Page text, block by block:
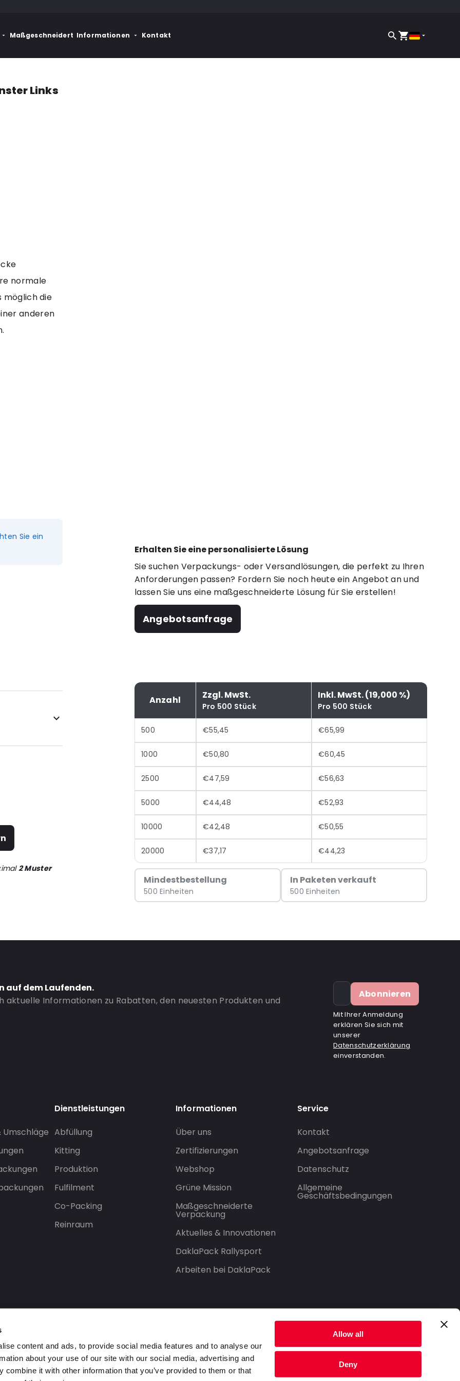
content and ads, to provide social media features and to analyse our
about your use of our site with our social media, advertising and
combine it with other information that you’ve provided to them or that
Allow all
Deny
Maßgeschneidert Informationen Kontakt
Links
Erhalten Sie eine personalisierte Lösung
Sie suchen Verpackungs- oder Versandlösungen, die perfekt zu Ihren
Anforderungen passen? Fordern Sie noch heute ein Angebot an und
lassen Sie uns eine maßgeschneiderte Lösung für Sie erstellen!
Angebotsanfrage
Anzahl Zzgl. MwSt.
Pro 500 Stück
Inkl. MwSt. (19,000 %)
Pro 500 Stück
500 €55,45 €65,99
1000 €50,80 €60,45
2500 €47,59 €56,63
5000 €44,48 €52,93
10000 €42,48 €50,55
20000 €37,17 €44,23
Mindestbestellung
500 Einheiten
In Paketen verkauft
500 Einheiten
normale
möglich die
anderen
Sie ein
2 Muster
auf dem Laufenden.
aktuelle Informationen zu Rabatten, den neuesten Produkten und
Abonnieren
Mit Ihrer Anmeldung
erklären Sie sich mit
unserer
Datenschutzerklärung
einverstanden.
Dienstleistungen
Abfüllung
Kitting
Produktion
Fulfilment
Co-Packing
Reinraum
Informationen
Über uns
Zertifizierungen
Webshop
Grüne Mission
Maßgeschneiderte
Verpackung
Aktuelles & Innovationen
DaklaPack Rallysport
Arbeiten bei DaklaPack
Service
Kontakt
Angebotsanfrage
Datenschutz
Allgemeine
Geschäftsbedingungen